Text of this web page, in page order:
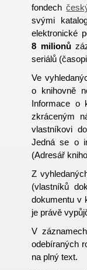
fondech
svými
elektronické
8 milionů
seriálů
Ve
o knihovně
Informace o
zkráceným
vlastníkovi
Jedná se o
(Adresář
Z
(vlastníků
dokumentu v
je právě
V
odebíraných
na plný text.